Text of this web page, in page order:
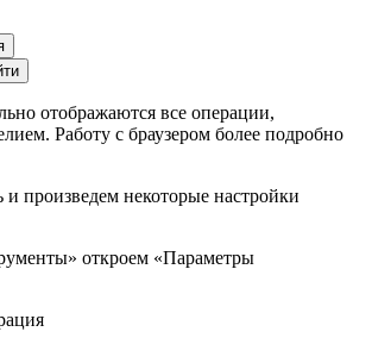
отображаются все операции,
Работу с браузером более подробно
и произведем некоторые настройки
откроем «Параметры